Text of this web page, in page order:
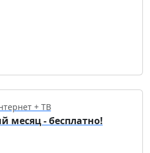
+ ТВ
месяц - бесплатно!